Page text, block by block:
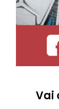
Vai